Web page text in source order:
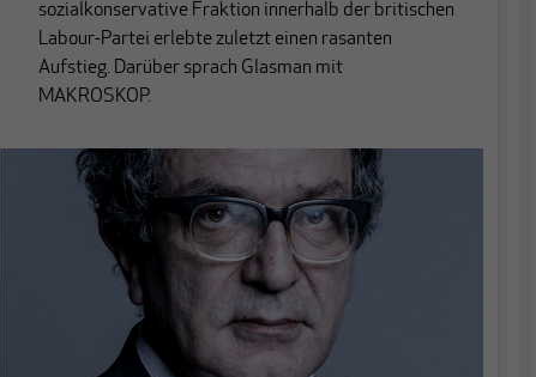
sozialkonservative Fraktion innerhalb der britischen
Labour-Partei erlebte zuletzt einen rasanten
Aufstieg. Darüber sprach Glasman mit
MAKROSKOP.